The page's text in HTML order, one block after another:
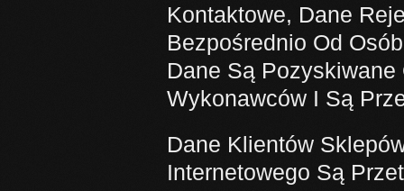
Kontaktowe, Dane
Bezpośrednio Od
Dane Są Pozyskiwane
Wykonawców I Są
Dane Klientów
Internetowego Są